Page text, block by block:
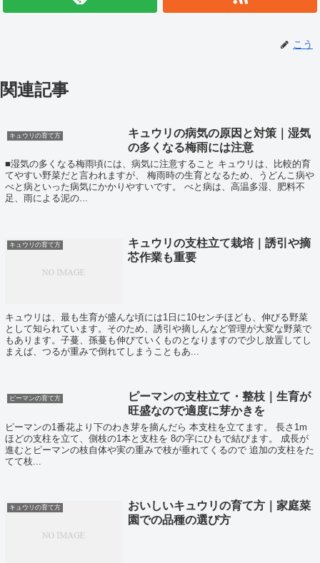
こう
関連記事
キュウリの育て方
キュウリの病気の原因と対策｜湿気
の多くなる梅雨には注意
■湿気の多くなる梅雨頃には、病気に注意すること キュウリは、比較的育
てやすい野菜だと言われますが、 梅雨時の生育となるため、うどんこ病や
べと病といった病気にかかりやすいです。 べと病は、高温多湿、肥料不
足、雨による泥の...
キュウリの育て方
キュウリの支柱立て栽培｜誘引や摘
芯作業も重要
キュウリは、最も生育が盛んな頃には1日に10センチほども、伸びる野菜
として知られています。そのため、誘引や摘しんなど管理が大変な野菜で
もあります。子蔓、孫蔓も伸びていくものとなりますので少し放置してし
まえば、つるが重みで倒れてしまうこともあ...
ピーマンの育て方
ピーマンの支柱立て・整枝｜生育が
旺盛なので適度に芽かきを
ピーマンの1番花より下のわき芽を摘んだら 本支柱を立てます。 長さ1m
ほどの支柱を立て、側枝の1本と支柱を 8の字にひもで結びます。 成長が
進むとピーマンの枝自体や実の重みで枝が垂れてくるので 追加の支柱をた
てて枝...
キュウリの育て方
おいしいキュウリの育て方｜家庭菜
園での品種の選び方